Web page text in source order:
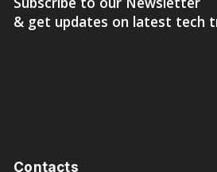
& get updates on latest tech
Contacts